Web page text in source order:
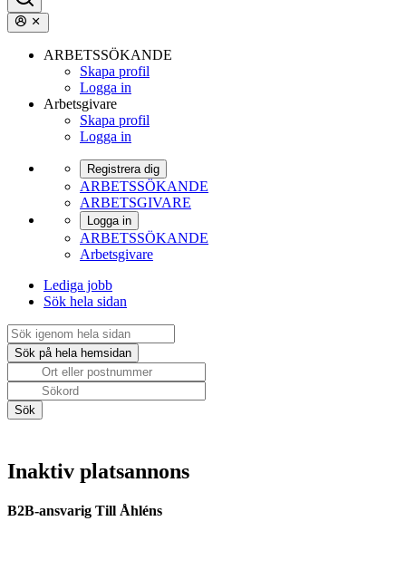
ARBETSSÖKANDE
Skapa profil
Logga in
Arbetsgivare
Skapa profil
Logga in
Registrera dig
ARBETSSÖKANDE
ARBETSGIVARE
Logga in
ARBETSSÖKANDE
Arbetsgivare
Lediga jobb
Sök hela sidan
Inaktiv platsannons
B2B-ansvarig Till Åhléns